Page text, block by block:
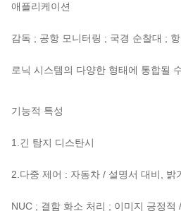
애플리케이션
감독 ; 공항 모니터링 ; 국경 순찰대 ;
로닉 시스템의 다양한 형태에 통합될
기능적 특성
1.긴 탐지 디스탄시
2.다중 제어 : 자동차 / 설명서 대비, 밝
NUC ; 결함 화소 처리 ; 이미지 긍정